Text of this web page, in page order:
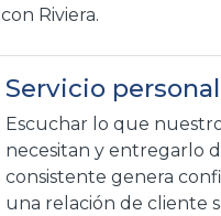
con Riviera.
Servicio personal
Escuchar lo que
necesitan y entregarlo
consistente genera
una relación de cliente